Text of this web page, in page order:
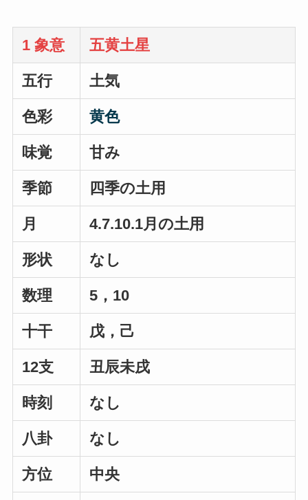
1 象意 五黄土星
五行 土気
色彩 黄色
味覚 甘み
季節 四季の土用
月 4.7.10.1月の土用
形状 なし
数理 5，10
十干 戊，己
12支 丑辰未戌
時刻 なし
八卦 なし
方位 中央